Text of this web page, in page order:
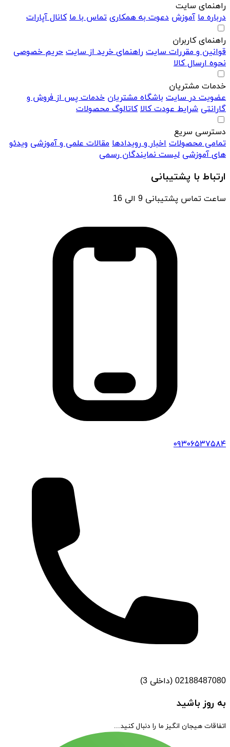
راهنمای سایت
درباره ما آموزش دعوت به همکاری تماس با ما کانال آپارات
راهنمای کاربران
قوانین و مقررات سایت راهنمای خرید از سایت حریم خصوصی
نحوه ارسال کالا
خدمات مشتریان
عضویت در سایت باشگاه مشتریان خدمات پس از فروش و
گارانتی شرایط عودت کالا کاتالوگ محصولات
دسترسی سریع
تمامی محصولات اخبار و رویدادها مقالات علمی و آموزشی ویدئو
های آموزشی لیست نمایندگان رسمی
ارتباط با پشتیبانی
ساعت تماس پشتیبانی 9 الی 16
۰۹۳۰۶۵۳۷۵۸۴
02188487080 (داخلی 3)
به روز باشید
اتفاقات هیجان انگیز ما را دنبال کنید...